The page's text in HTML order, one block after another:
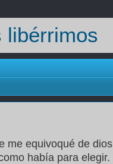
libérrimos
me equivoqué de dios
había para elegir.